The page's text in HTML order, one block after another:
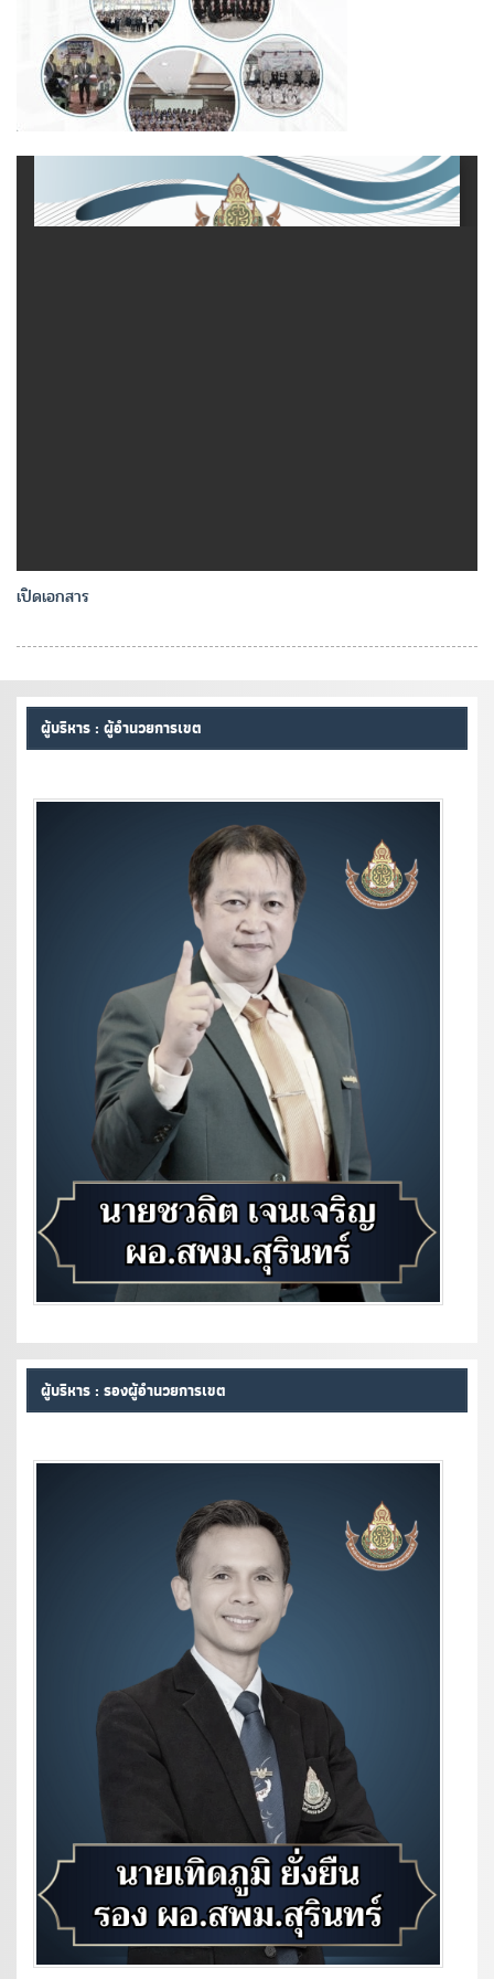
เปิดเอกสาร
ผู้บริหาร : ผู้อำนวยการเขต
ผู้บริหาร : รองผู้อำนวยการเขต